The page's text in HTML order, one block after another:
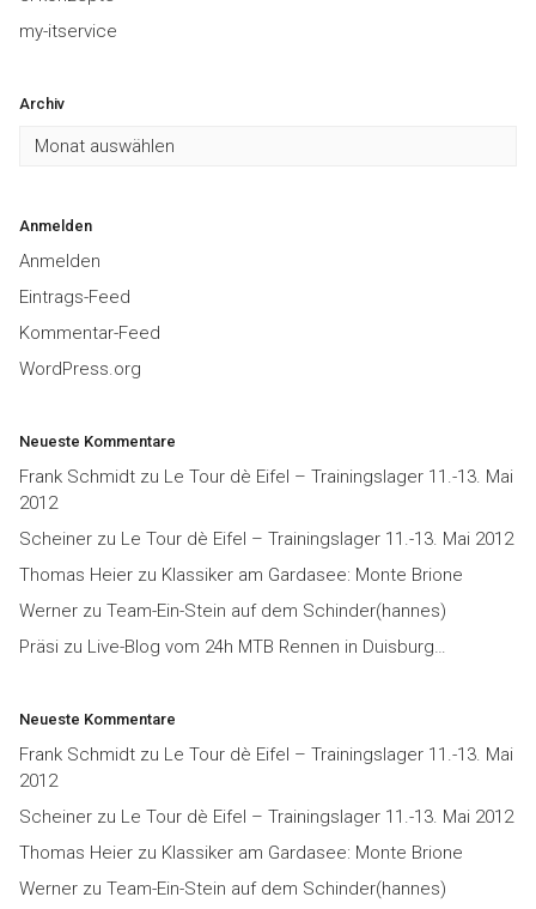
my-itservice
Archiv
Archiv
Anmelden
Anmelden
Eintrags-Feed
Kommentar-Feed
WordPress.org
Neueste Kommentare
Frank Schmidt zu Le Tour dè Eifel – Trainingslager 11.-13. Mai
2012
Scheiner zu Le Tour dè Eifel – Trainingslager 11.-13. Mai 2012
Thomas Heier zu Klassiker am Gardasee: Monte Brione
Werner zu Team-Ein-Stein auf dem Schinder(hannes)
Präsi zu Live-Blog vom 24h MTB Rennen in Duisburg…
Neueste Kommentare
Frank Schmidt zu Le Tour dè Eifel – Trainingslager 11.-13. Mai
2012
Scheiner zu Le Tour dè Eifel – Trainingslager 11.-13. Mai 2012
Thomas Heier zu Klassiker am Gardasee: Monte Brione
Werner zu Team-Ein-Stein auf dem Schinder(hannes)